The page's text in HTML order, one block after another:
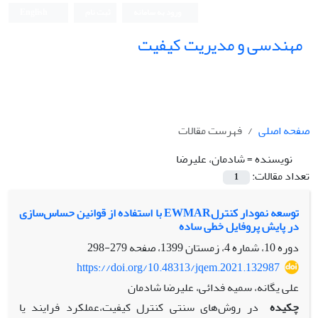
مهندسی و مدیریت کیفیت
صفحه اصلی
فهرست مقالات
نویسنده =شادمان، علیرضا
تعداد مقالات:
1
توسعه نمودار کنترلEWMAR با استفاده از قوانین حساس‌سازی
در پایش پروفایل خطی ساده
دوره 10، شماره 4، زمستان 1399، صفحه
279-298
https://doi.org/10.48313/jqem.2021.132987
علی یگانه، سمیه فدائی، علیرضا شادمان
چکیده در روش‌های سنتی کنترل کیفیت،عملکرد فرایند یا